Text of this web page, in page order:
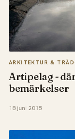
ARKITEKTUR &
Artipelag -
bemärkelser
18 juni 2015